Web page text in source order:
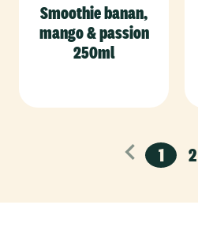
Smoothie banan,
mango & passion
250ml
1 2